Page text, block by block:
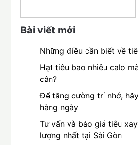
Bài viết mới
Những điều cần biết về
Hạt tiêu bao nhiêu calo
cân?
Để tăng cường trí nhớ,
hàng ngày
Tư vấn và báo giá tiêu
lượng nhất tại Sài Gòn